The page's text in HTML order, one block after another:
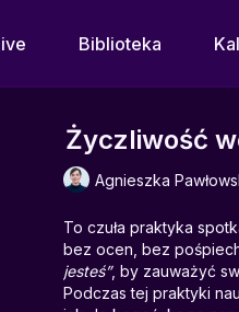
Biblioteka
Życzliwość
Agnieszka
To czuła praktyka
bez ocen, bez
jesteś”, by zauważyć
Podczas tej praktyki